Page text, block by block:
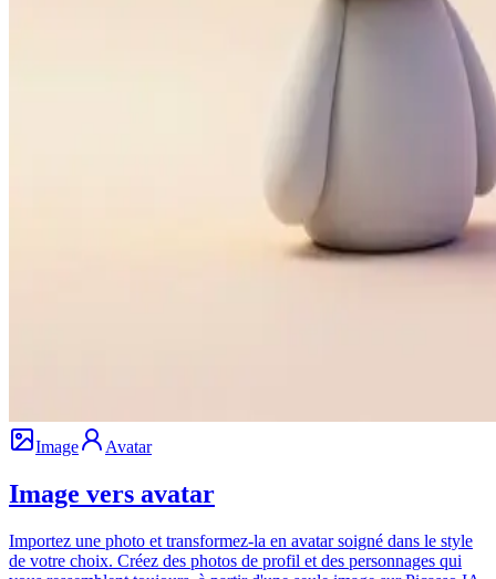
Image Avatar
Image vers avatar
Importez une photo et transformez-la en avatar soigné dans le style
de votre choix. Créez des photos de profil et des personnages qui